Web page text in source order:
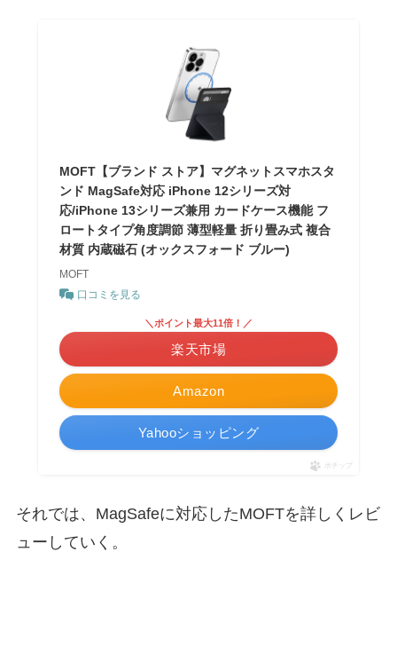
MOFT【ブランド ストア】マグネットスマホスタ
ンド MagSafe対応 iPhone 12シリーズ対
応/iPhone 13シリーズ兼用 カードケース機能 フ
ロートタイプ角度調節 薄型軽量 折り畳み式 複合
材質 内蔵磁石 (オックスフォード ブルー)
MOFT
口コミを見る
Amazon
＼ポイント最大11倍！／
楽天市場
Yahooショッピング
ポチップ
それでは、MagSafeに対応したMOFTを詳しくレビ
ューしていく。